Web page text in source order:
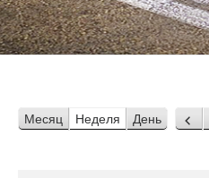
Месяц Неделя День